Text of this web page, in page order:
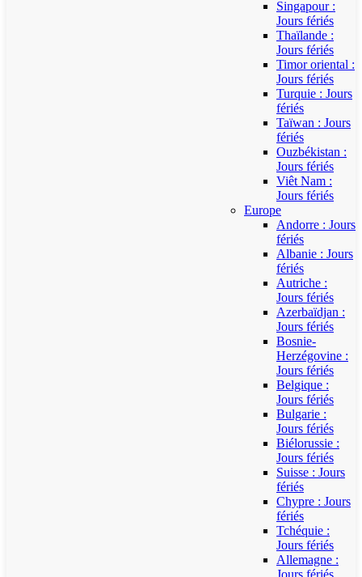
Singapour :
Jours fériés
Thaïlande :
Jours fériés
Timor oriental :
Jours fériés
Turquie : Jours
fériés
Taïwan : Jours
fériés
Ouzbékistan :
Jours fériés
Viêt Nam :
Jours fériés
Europe
Andorre : Jours
fériés
Albanie : Jours
fériés
Autriche :
Jours fériés
Azerbaïdjan :
Jours fériés
Bosnie-
Herzégovine :
Jours fériés
Belgique :
Jours fériés
Bulgarie :
Jours fériés
Biélorussie :
Jours fériés
Suisse : Jours
fériés
Chypre : Jours
fériés
Tchéquie :
Jours fériés
Allemagne :
Jours fériés